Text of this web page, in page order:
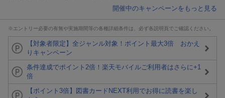
開催中のキャンペーンをもっと見る
※エントリー必要の有無や実施期間等の各種詳細条件は、必ず各説明頁でご確認ください。
【対象者限定】全ジャンル対象！ポイント最大3倍 おかえ
りキャンペーン
条件達成でポイント2倍！楽天モバイルご利用者はさらに+1
倍
【ポイント3倍】図書カードNEXT利用でお得に読書を楽し